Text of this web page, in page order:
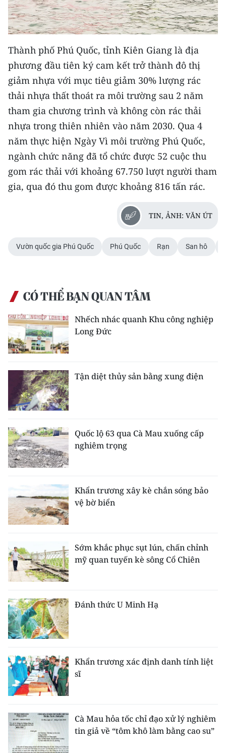
Media Môi trường
Ảnh
Infographic
TIN MỚI
TIN ĐỊA PHƯƠNG
Trung du và miền núi phía Bắc
Đồng bằng sông Hồng
Bắc Trung Bộ
Chuyên trang TP. Hồ Chí Minh
CHUYÊN ĐỀ
CÁC CHUYÊN TRANG
VỀ BÁO NHÂN DÂN
THỜI NAY
NHÂN DÂN CUỐI TUẦN
NHÂN DÂN HẰNG THÁNG
ĐỌC BÁO IN
中文
FRANÇAIS
РУССКИЙ
ESPAÑOL
한국어
Thành phố Phú Quốc, tỉnh Kiên Giang là địa
phương đầu tiên ký cam kết trở thành đô thị
giảm nhựa với mục tiêu giảm 30% lượng rác
thải nhựa thất thoát ra môi trường sau 2 năm
tham gia chương trình và không còn rác thải
nhựa trong thiên nhiên vào năm 2030. Qua 4
năm thực hiện Ngày Vì môi trường Phú Quốc,
ngành chức năng đã tổ chức được 52 cuộc thu
gom rác thải với khoảng 67.750 lượt người tham
gia, qua đó thu gom được khoảng 816 tấn rác.
TIN, ẢNH: VĂN ÚT
Vườn quốc gia Phú Quốc Phú Quốc Rạn San hô
CÓ THỂ BẠN QUAN TÂM
Nhếch nhác quanh Khu công nghiệp
Long Đức
Tận diệt thủy sản bằng xung điện
Quốc lộ 63 qua Cà Mau xuống cấp
nghiêm trọng
Khẩn trương xây kè chắn sóng bảo
vệ bờ biển
Sớm khắc phục sụt lún, chấn chỉnh
mỹ quan tuyến kè sông Cổ Chiên
Đánh thức U Minh Hạ
Khẩn trương xác định danh tính liệt
sĩ
Cà Mau hỏa tốc chỉ đạo xử lý nghiêm
tin giả về “tôm khô làm bằng cao su”